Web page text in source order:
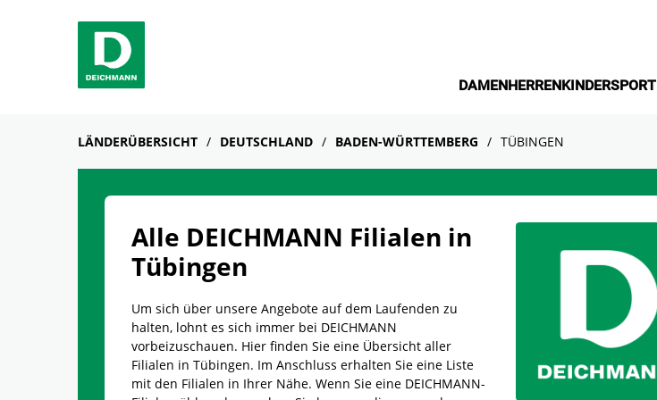
DAMENHERRENKINDERSPORT
LÄNDERÜBERSICHT DEUTSCHLAND BADEN-WÜRTTEMBERG TÜBINGEN
Alle DEICHMANN Filialen in
Tübingen
Um sich über unsere Angebote auf dem Laufenden zu
halten, lohnt es sich immer bei DEICHMANN
vorbeizuschauen. Hier finden Sie eine Übersicht aller
Filialen in Tübingen. Im Anschluss erhalten Sie eine Liste
mit den Filialen in Ihrer Nähe. Wenn Sie eine DEICHMANN-